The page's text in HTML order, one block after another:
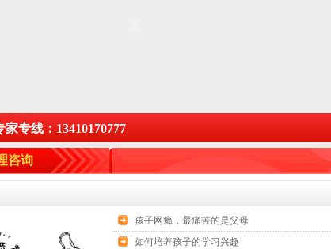
线：13410170777
咨询
孩子网瘾，最痛苦的是父母
如何培养孩子的学习兴趣